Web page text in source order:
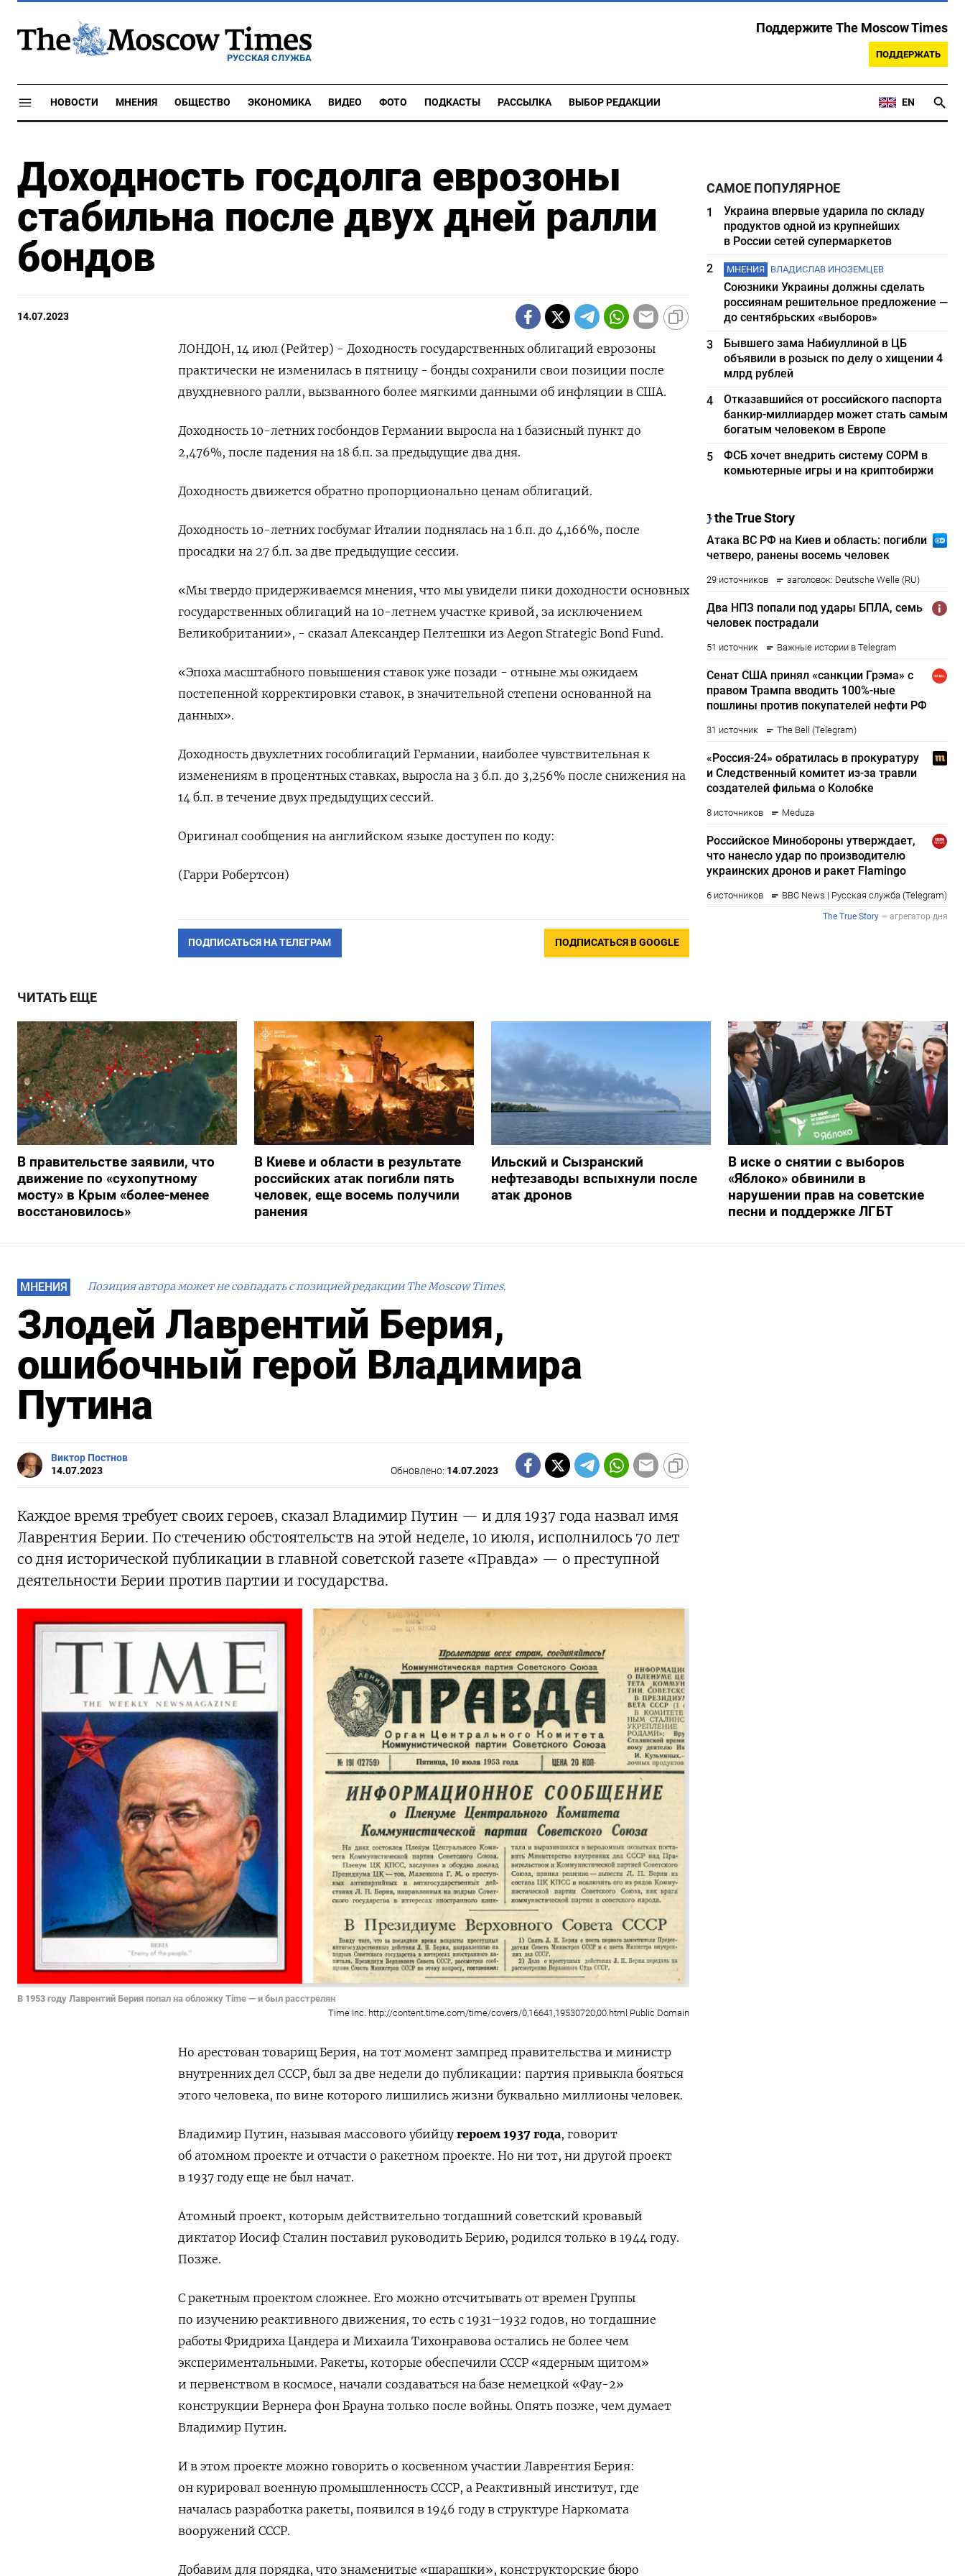
РУССКАЯ СЛУЖБА
Поддержите The Moscow Times
ПОДДЕРЖАТЬ
НОВОСТИ МНЕНИЯ ОБЩЕСТВО ЭКОНОМИКА ВИДЕО ФОТО ПОДКАСТЫ РАССЫЛКА ВЫБОР РЕДАКЦИИ EN
Доходность госдолга еврозоны
стабильна после двух дней ралли
бондов
14.07.2023
ЛОНДОН, 14 июл (Рейтер) - Доходность государственных облигаций еврозоны
практически не изменилась в пятницу - бонды сохранили свои позиции после
двухдневного ралли, вызванного более мягкими данными об инфляции в США.
Доходность 10-летних госбондов Германии выросла на 1 базисный пункт до
2,476%, после падения на 18 б.п. за предыдущие два дня.
Доходность движется обратно пропорционально ценам облигаций.
Доходность 10-летних госбумаг Италии поднялась на 1 б.п. до 4,166%, после
просадки на 27 б.п. за две предыдущие сессии.
«Мы твердо придерживаемся мнения, что мы увидели пики доходности основных
государственных облигаций на 10-летнем участке кривой, за исключением
Великобритании», - сказал Александер Пелтешки из Aegon Strategic Bond Fund.
«Эпоха масштабного повышения ставок уже позади - отныне мы ожидаем
постепенной корректировки ставок, в значительной степени основанной на
данных».
Доходность двухлетних гособлигаций Германии, наиболее чувствительная к
изменениям в процентных ставках, выросла на 3 б.п. до 3,256% после снижения на
14 б.п. в течение двух предыдущих сессий.
Оригинал сообщения на английском языке доступен по коду:
(Гарри Робертсон)
ПОДПИСАТЬСЯ НА ТЕЛЕГРАМ ПОДПИСАТЬСЯ В GOOGLE
САМОЕ ПОПУЛЯРНОЕ
1
Украина впервые ударила по складу
продуктов одной из крупнейших
в России сетей супермаркетов
2
МНЕНИЯ ВЛАДИСЛАВ ИНОЗЕМЦЕВ
Союзники Украины должны сделать
россиянам решительное предложение —
до сентябрьских «выборов»
3
Бывшего зама Набиуллиной в ЦБ
объявили в розыск по делу о хищении 4
млрд рублей
4
Отказавшийся от российского паспорта
банкир-миллиардер может стать самым
богатым человеком в Европе
5
ФСБ хочет внедрить систему СОРМ в
комьютерные игры и на криптобиржи
ЧИТАТЬ ЕЩЕ
В правительстве заявили, что
движение по «сухопутному
мосту» в Крым «более-менее
восстановилось»
В Киеве и области в результате
российских атак погибли пять
человек, еще восемь получили
ранения
Ильский и Сызранский
нефтезаводы вспыхнули после
атак дронов
В иске о снятии с выборов
«Яблоко» обвинили в
нарушении прав на советские
песни и поддержке ЛГБТ
МНЕНИЯ Позиция автора может не совпадать с позицией редакции The Moscow Times.
Злодей Лаврентий Берия,
ошибочный герой Владимира
Путина
Виктор Постнов
14.07.2023
Обновлено: 14.07.2023
Каждое время требует своих героев, сказал Владимир Путин — и для 1937 года назвал имя
Лаврентия Берии. По стечению обстоятельств на этой неделе, 10 июля, исполнилось 70 лет
со дня исторической публикации в главной советской газете «Правда» — о преступной
деятельности Берии против партии и государства.
В 1953 году Лаврентий Берия попал на обложку Time — и был расстрелян
Time Inc. http://content.time.com/time/covers/0,16641,19530720,00.html Public Domain
Но арестован товарищ Берия, на тот момент зампред правительства и министр
внутренних дел СССР, был за две недели до публикации: партия привыкла бояться
этого человека, по вине которого лишились жизни буквально миллионы человек.
Владимир Путин, называя массового убийцу героем 1937 года, говорит
об атомном проекте и отчасти о ракетном проекте. Но ни тот, ни другой проект
в 1937 году еще не был начат.
Атомный проект, которым действительно тогдашний советский кровавый
диктатор Иосиф Сталин поставил руководить Берию, родился только в 1944 году.
Позже.
С ракетным проектом сложнее. Его можно отсчитывать от времен Группы
по изучению реактивного движения, то есть с 1931–1932 годов, но тогдашние
работы Фридриха Цандера и Михаила Тихонравова остались не более чем
экспериментальными. Ракеты, которые обеспечили СССР «ядерным щитом»
и первенством в космосе, начали создаваться на базе немецкой «Фау-2»
конструкции Вернера фон Брауна только после войны. Опять позже, чем думает
Владимир Путин.
И в этом проекте можно говорить о косвенном участии Лаврентия Берия:
он курировал военную промышленность СССР, а Реактивный институт, где
началась разработка ракеты, появился в 1946 году в структуре Наркомата
вооружений СССР.
Добавим для порядка, что знаменитые «шарашки», конструкторские бюро